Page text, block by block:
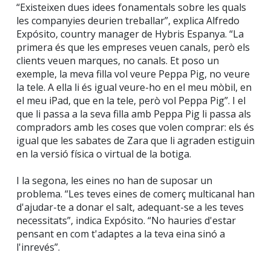
“Existeixen dues idees fonamentals sobre les quals
les companyies deurien treballar”, explica Alfredo
Expósito, country manager de Hybris Espanya. “La
primera és que les empreses veuen canals, però els
clients veuen marques, no canals. Et poso un
exemple, la meva filla vol veure Peppa Pig, no veure
la tele. A ella li és igual veure-ho en el meu mòbil, en
el meu iPad, que en la tele, però vol Peppa Pig”. I el
que li passa a la seva filla amb Peppa Pig li passa als
compradors amb les coses que volen comprar: els és
igual que les sabates de Zara que li agraden estiguin
en la versió física o virtual de la botiga.
I la segona, les eines no han de suposar un
problema. “Les teves eines de comerç multicanal han
d'ajudar-te a donar el salt, adequant-se a les teves
necessitats”, indica Expósito. “No hauries d'estar
pensant en com t'adaptes a la teva eina sinó a
l'inrevés”.